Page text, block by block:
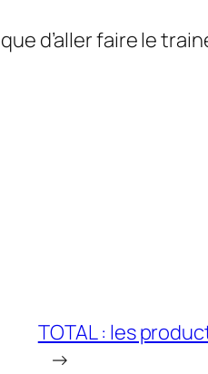
d’aller faire le
TOTAL : les
→